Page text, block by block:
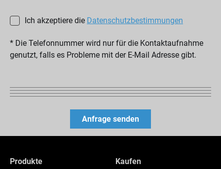
Ich akzeptiere die Datenschutzbestimmungen
* Die Telefonnummer wird nur für die Kontaktaufnahme
genutzt, falls es Probleme mit der E-Mail Adresse gibt.
Produkte Kaufen